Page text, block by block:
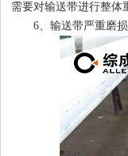
需要对输送带进行整体
6、输送带严重磨